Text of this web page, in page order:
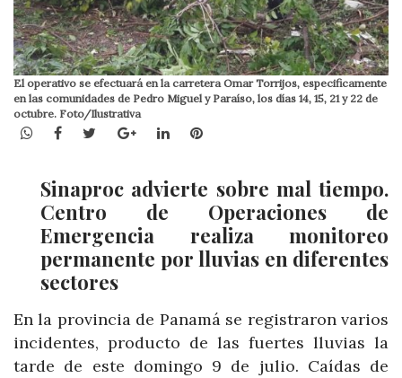
El operativo se efectuará en la carretera Omar Torrijos, especificamente
en las comunidades de Pedro Miguel y Paraíso, los días 14, 15, 21 y 22 de
octubre. Foto/Ilustrativa
WhatsApp
Facebook
TwitterGoogle+LinkedInPinterest
Sinaproc advierte sobre mal tiempo.
Centro de Operaciones de
Emergencia realiza monitoreo
permanente por lluvias en diferentes
sectores
En la provincia de Panamá se registraron varios
incidentes, producto de las fuertes lluvias la
tarde de este domingo 9 de julio. Caídas de